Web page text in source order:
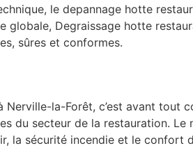
le depannage hotte
globale, Degraissage hotte
sûres et conformes.
la-Forêt, c’est avant tout
du secteur de la restauration.
la sécurité incendie et le